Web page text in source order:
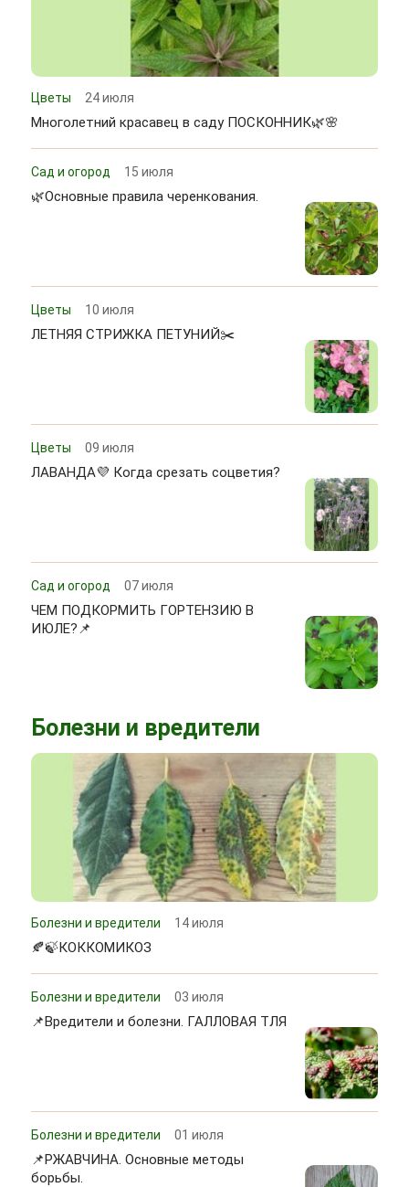
Цветы 24 июля
Многолетний красавец в саду ПОСКОННИК🌿🌸
Сад и огород 15 июля
🌿Основные правила черенкования.
Цветы 10 июля
ЛЕТНЯЯ СТРИЖКА ПЕТУНИЙ✂️
Цветы 09 июля
ЛАВАНДА💜 Когда срезать соцветия?
Сад и огород 07 июля
ЧЕМ ПОДКОРМИТЬ ГОРТЕНЗИЮ В
ИЮЛЕ?📌
Болезни и вредители
Болезни и вредители 14 июля
🍂🍃КОККОМИКОЗ
Болезни и вредители 03 июля
📌Вредители и болезни. ГАЛЛОВАЯ ТЛЯ
Болезни и вредители 01 июля
📌РЖАВЧИНА. Основные методы
борьбы.